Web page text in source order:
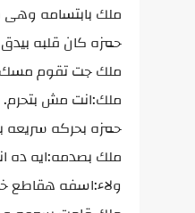
ملك بابتسامه وهى
حمزه كان قلبه
ملك جت تقوم مسك
ملك:انت مش بتحرم.
حمزه بحركه سريعه
ملك بصدمه:ايه ده
ولاء:اسفه هقاطع